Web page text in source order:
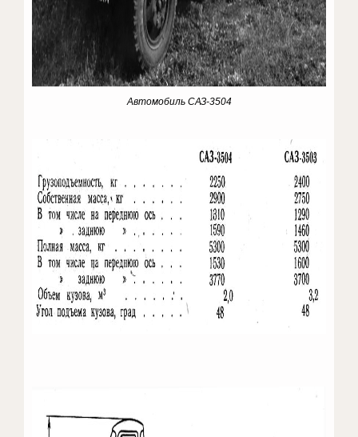
Автомобиль САЗ-3504